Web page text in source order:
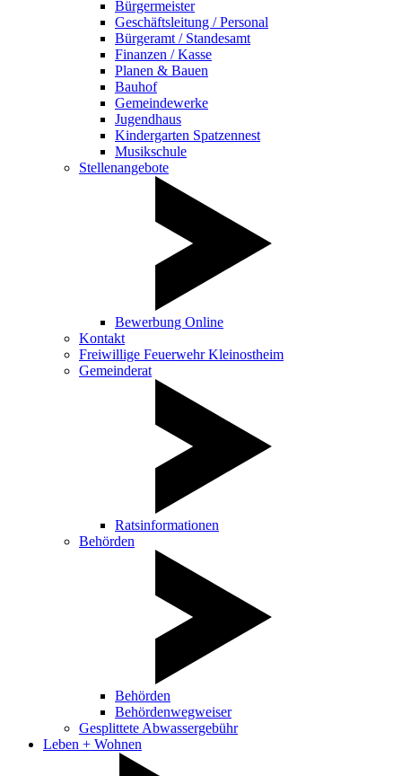
Bürgermeister
Geschäftsleitung / Personal
Bürgeramt / Standesamt
Finanzen / Kasse
Planen & Bauen
Bauhof
Gemeindewerke
Jugendhaus
Kindergarten Spatzennest
Musikschule
Stellenangebote
Bewerbung Online
Kontakt
Freiwillige Feuerwehr Kleinostheim
Gemeinderat
Ratsinformationen
Behörden
Behörden
Behördenwegweiser
Gesplittete Abwassergebühr
Leben + Wohnen